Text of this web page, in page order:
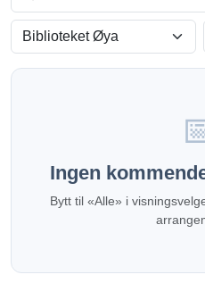
Kategori
Ingen
Bytt til «Alle» i